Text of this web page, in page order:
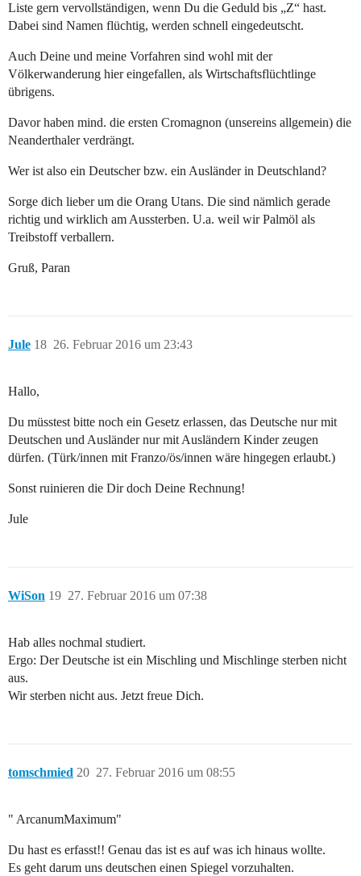
Liste gern vervollständigen, wenn Du die Geduld bis „Z“ hast.
Dabei sind Namen flüchtig, werden schnell eingedeutscht.
Auch Deine und meine Vorfahren sind wohl mit der
Völkerwanderung hier eingefallen, als Wirtschaftsflüchtlinge
übrigens.
Davor haben mind. die ersten Cromagnon (unsereins allgemein) die
Neanderthaler verdrängt.
Wer ist also ein Deutscher bzw. ein Ausländer in Deutschland?
Sorge dich lieber um die Orang Utans. Die sind nämlich gerade
richtig und wirklich am Aussterben. U.a. weil wir Palmöl als
Treibstoff verballern.
Gruß, Paran
Jule 26. Februar 2016 um 23:43
18
Hallo,
Du müsstest bitte noch ein Gesetz erlassen, das Deutsche nur mit
Deutschen und Ausländer nur mit Ausländern Kinder zeugen
dürfen. (Türk/innen mit Franzo/ös/innen wäre hingegen erlaubt.)
Sonst ruinieren die Dir doch Deine Rechnung!
Jule
WiSon 27. Februar 2016 um 07:38
19
Hab alles nochmal studiert.
Ergo: Der Deutsche ist ein Mischling und Mischlinge sterben nicht
aus.
Wir sterben nicht aus. Jetzt freue Dich.
tomschmied 27. Februar 2016 um 08:55
20
" ArcanumMaximum"
Du hast es erfasst!! Genau das ist es auf was ich hinaus wollte.
Es geht darum uns deutschen einen Spiegel vorzuhalten.